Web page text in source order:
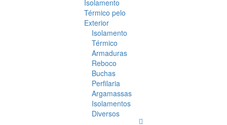
Isolamento
Térmico pelo
Exterior
Isolamento
Térmico
Armaduras
Reboco
Buchas
Perfilaria
Argamassas
Isolamentos
Diversos